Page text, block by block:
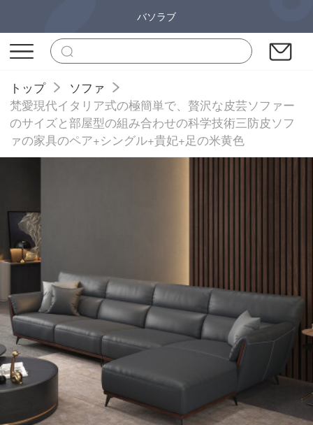
バソラブ
トップ
ソファ
梵愛現代イタリア式の極簡単で、贅沢な皮芸ソファー
のサイズと部屋型の組み合わせの科学技術三防皮ソフ
ァの家具のペア+シングル+貴妃+足の米黄色